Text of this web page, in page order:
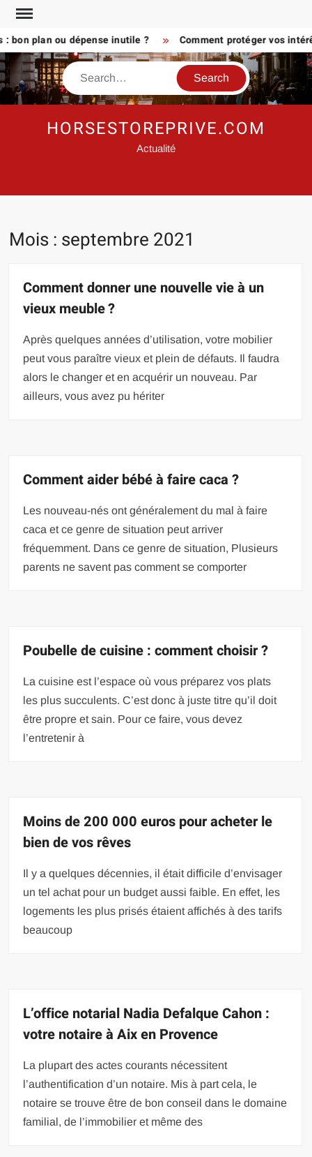
Skip
content
plan ou dépense inutile ? Comment protéger vos intérêts
Search
HORSESTOREPRIVE.COM
Actualité
Mois : septembre 2021
Comment donner une nouvelle vie à un
vieux meuble ?
Après quelques années d’utilisation, votre mobilier
peut vous paraître vieux et plein de défauts. Il faudra
alors le changer et en acquérir un nouveau. Par
ailleurs, vous avez pu hériter
Comment aider bébé à faire caca ?
Les nouveau-nés ont généralement du mal à faire
caca et ce genre de situation peut arriver
fréquemment. Dans ce genre de situation, Plusieurs
parents ne savent pas comment se comporter
Poubelle de cuisine : comment choisir ?
La cuisine est l’espace où vous préparez vos plats
les plus succulents. C’est donc à juste titre qu’il doit
être propre et sain. Pour ce faire, vous devez
l’entretenir à
Moins de 200 000 euros pour acheter le
bien de vos rêves
Il y a quelques décennies, il était difficile d’envisager
un tel achat pour un budget aussi faible. En effet, les
logements les plus prisés étaient affichés à des tarifs
beaucoup
L’office notarial Nadia Defalque Cahon :
votre notaire à Aix en Provence
La plupart des actes courants nécessitent
l’authentification d’un notaire. Mis à part cela, le
notaire se trouve être de bon conseil dans le domaine
familial, de l’immobilier et même des